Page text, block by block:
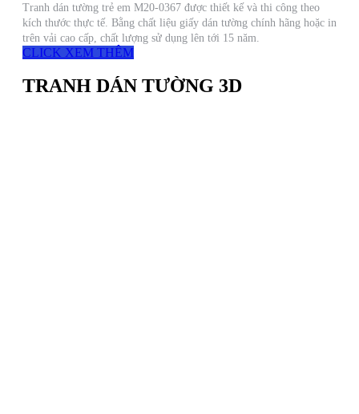
Tranh dán tường trẻ em M20-0367 được thiết kế và thi công theo
kích thước thực tế. Bằng chất liệu giấy dán tường chính hãng hoặc in
trên vải cao cấp, chất lượng sử dụng lên tới 15 năm.
CLICK XEM THÊM
TRANH DÁN TƯỜNG 3D